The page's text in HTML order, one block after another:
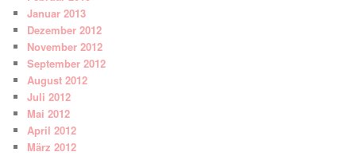
Januar 2013
Dezember 2012
November 2012
September 2012
August 2012
Juli 2012
Mai 2012
April 2012
März 2012